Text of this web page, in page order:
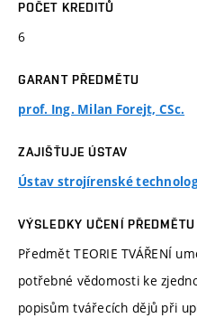
POČET KREDITŮ
6
GARANT PŘEDMĚTU
prof. Ing. Milan Forejt, CSc.
ZAJIŠŤUJE ÚSTAV
Ústav strojírenské
VÝSLEDKY UČENÍ PŘEDMĚTU
Předmět TEORIE TVÁŘENÍ
potřebné vědomosti ke
popisům tvářecích dějů při